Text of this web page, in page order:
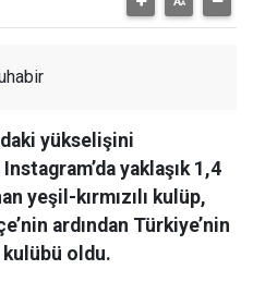
yükselişini
yaklaşık 1,4
yeşil-kırmızılı kulüp,
ardından Türkiye’nin
oldu.